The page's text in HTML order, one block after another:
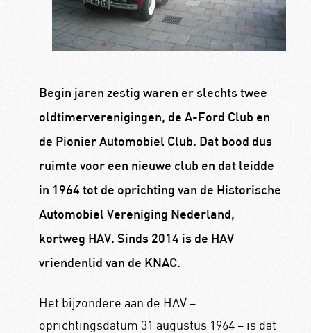
Begin jaren zestig waren er slechts twee
oldtimerverenigingen, de A-Ford Club en
de Pionier Automobiel Club. Dat bood dus
ruimte voor een nieuwe club en dat leidde
in 1964 tot de oprichting van de Historische
Automobiel Vereniging Nederland,
kortweg HAV. Sinds 2014 is de HAV
vriendenlid van de KNAC.
Het bijzondere aan de HAV –
oprichtingsdatum 31 augustus 1964 – is dat